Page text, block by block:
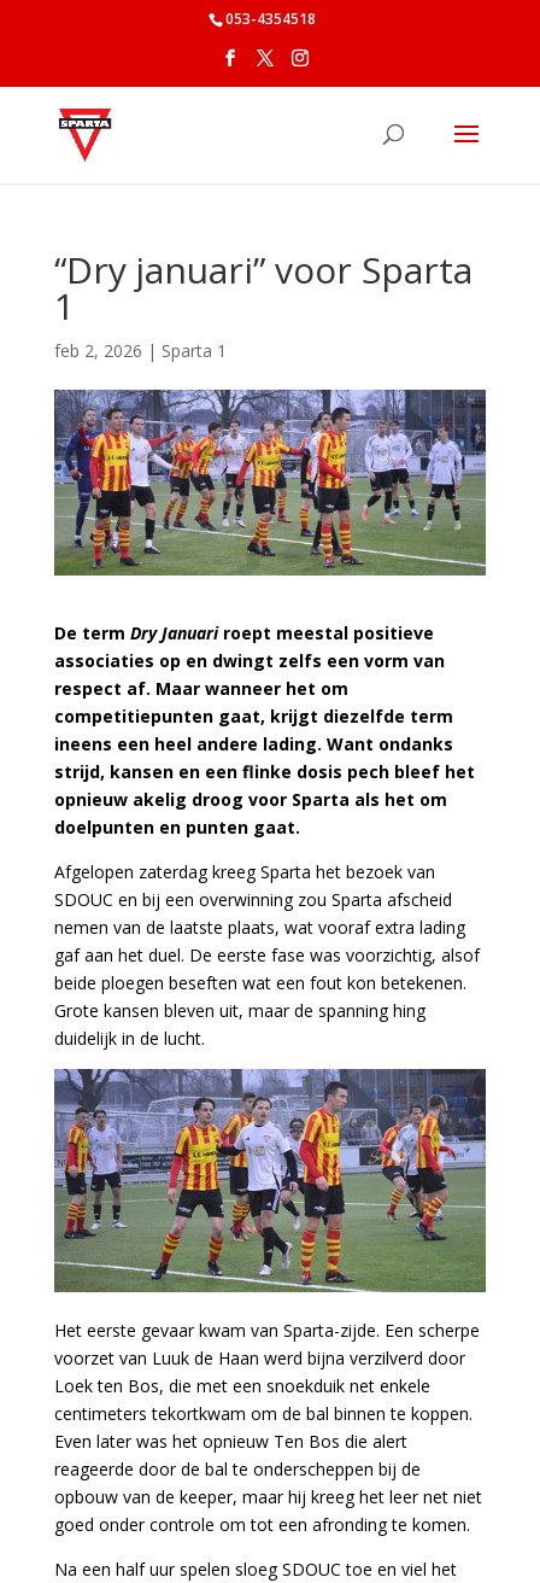
053-4354518
“Dry januari” voor Sparta
1
feb 2, 2026 | Sparta 1
De term Dry Januariroept meestal positieve
associaties op en dwingt zelfs een vorm van
respect af. Maar wanneer het om
competitiepunten gaat, krijgt diezelfde term
ineens een heel andere lading. Want ondanks
strijd, kansen en een flinke dosis pech bleef het
opnieuw akelig droog voor Sparta als het om
doelpunten en punten gaat.
Afgelopen zaterdag kreeg Sparta het bezoek van
SDOUC en bij een overwinning zou Sparta afscheid
nemen van de laatste plaats, wat vooraf extra lading
gaf aan het duel. De eerste fase was voorzichtig, alsof
beide ploegen beseften wat een fout kon betekenen.
Grote kansen bleven uit, maar de spanning hing
duidelijk in de lucht.
Het eerste gevaar kwam van Sparta-zijde. Een scherpe
voorzet van Luuk de Haan werd bijna verzilverd door
Loek ten Bos, die met een snoekduik net enkele
centimeters tekortkwam om de bal binnen te koppen.
Even later was het opnieuw Ten Bos die alert
reageerde door de bal te onderscheppen bij de
opbouw van de keeper, maar hij kreeg het leer net niet
goed onder controle om tot een afronding te komen.
Na een half uur spelen sloeg SDOUC toe en viel het